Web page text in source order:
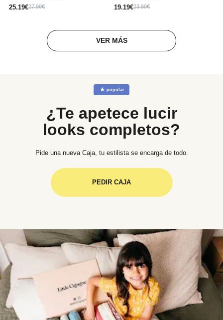
25.19€27.99€
19.19€23.99€
VER MÁS
☆ popular
¿Te apetece lucir
looks completos?
Pide una nueva Caja, tu estilista se encarga de todo.
PEDIR CAJA